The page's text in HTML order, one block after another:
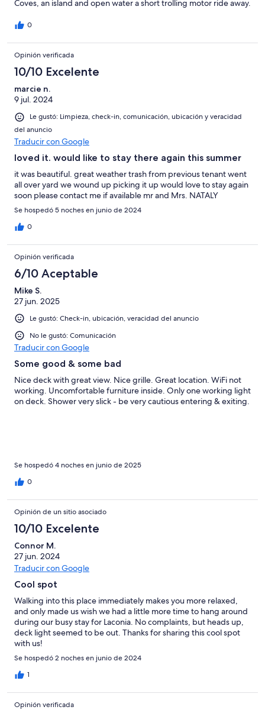
Coves, an island and open water a short trolling motor ride away.
0
Opinión verificada
10/10 Excelente
marcie n.
9 jul. 2024
Le gustó: Limpieza, check-in, comunicación, ubicación y veracidad
del anuncio
Traducir con Google
loved it. would like to stay there again this summer
it was beautiful. great weather trash from previous tenant went
all over yard we wound up picking it up would love to stay again
soon please contact me if available mr and Mrs. NATALY
Se hospedó 5 noches en junio de 2024
0
Opinión verificada
6/10 Aceptable
Mike S.
27 jun. 2025
Le gustó: Check-in, ubicación, veracidad del anuncio
No le gustó: Comunicación
Traducir con Google
Some good & some bad
Nice deck with great view. Nice grille. Great location. WiFi not
working. Uncomfortable furniture inside. Only one working light
on deck. Shower very slick - be very cautious entering & exiting.
Se hospedó 4 noches en junio de 2025
0
Opinión de un sitio asociado
10/10 Excelente
Connor M.
27 jun. 2024
Traducir con Google
Cool spot
Walking into this place immediately makes you more relaxed,
and only made us wish we had a little more time to hang around
during our busy stay for Laconia. No complaints, but heads up,
deck light seemed to be out. Thanks for sharing this cool spot
with us!
Se hospedó 2 noches en junio de 2024
1
Opinión verificada